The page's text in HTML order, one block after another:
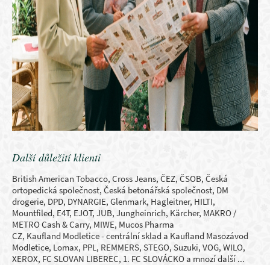
Další důležití klienti
British American Tobacco, Cross Jeans, ČEZ, ČSOB, Česká
ortopedická společnost, Česká betonářská společnost, DM
drogerie, DPD, DYNARGIE, Glenmark, Hagleitner, HILTI,
Mountfiled, E4T, EJOT, JUB, Jungheinrich, Kärcher, MAKRO /
METRO Cash & Carry, MIWE, Mucos Pharma
CZ, Kaufland Modletice - centrální sklad a Kaufland Masozávod
Modletice, Lomax, PPL, REMMERS, STEGO, Suzuki, VOG, WILO,
XEROX, FC SLOVAN LIBEREC, 1. FC SLOVÁCKOa mnozí další ...